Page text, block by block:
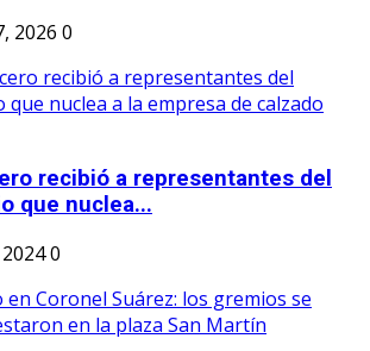
2026 0
recibió a representantes del
que nuclea...
0